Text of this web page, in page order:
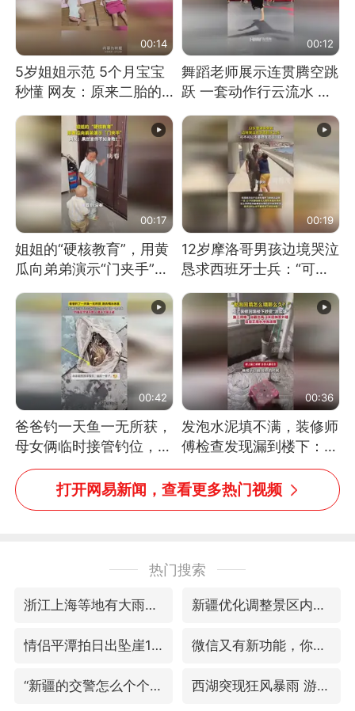
00:14
5岁姐姐示范 5个月宝宝
秒懂 网友：原来二胎的
00:12
舞蹈老师展示连贯腾空跳
跃 一套动作行云流水 节
到又舞又武的？
00:17
姐姐的“硬核教育”，用黄
瓜向弟弟演示“门夹手”，
教！
00:19
12岁摩洛哥男孩边境哭泣
恳求西班牙士兵：“可不
00:42
爸爸钓一天鱼一无所获，
母女俩临时接管钓位，用
玩具鱼竿钓上大鱼
00:36
发泡水泥填不满，装修师
傅检查发现漏到楼下：出
风口未延伸到外墙
打开网易新闻，查看更多热门视频
热门搜索
浙江上海等地有大雨或暴雨 新疆优化调整景区内自驾服务费
情侣平潭拍日出坠崖1死1伤 微信又有新功能，你可以“撤回”你的撤回了！
“新疆的交警怎么个个像我妈” 西湖突现狂风暴雨 游客瞬间被浇透